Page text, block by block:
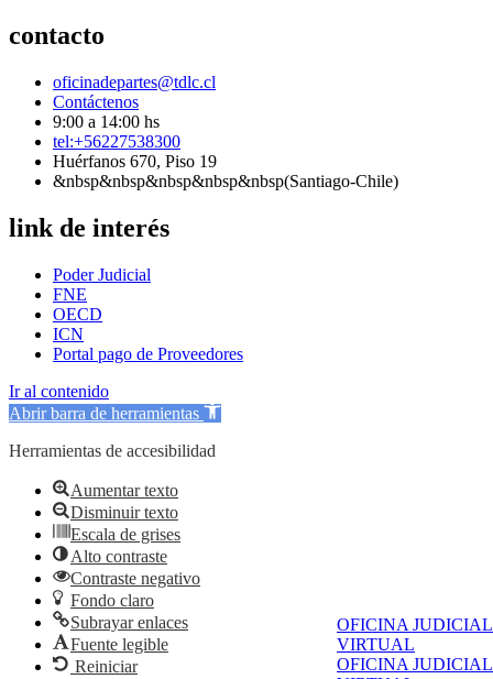
OFICINA JUDICIAL
VIRTUAL
OFICINA JUDICIAL
contacto
oficinadepartes@tdlc.cl
Contáctenos
9:00 a 14:00 hs
tel:+56227538300
Huérfanos 670, Piso 19
&nbsp&nbsp&nbsp&nbsp&nbsp(Santiago-Chile)
link de interés
Poder Judicial
FNE
OECD
ICN
Portal pago de Proveedores
Ir al contenido
Abrir barra de herramientas
Herramientas de accesibilidad
Aumentar texto
Disminuir texto
Escala de grises
Alto contraste
Contraste negativo
Fondo claro
Subrayar enlaces
Fuente legible
Reiniciar